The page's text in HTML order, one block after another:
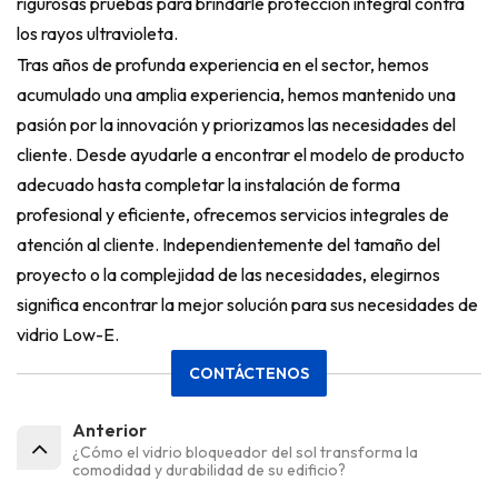
los rayos ultravioleta.
Tras años de profunda experiencia en el sector, hemos
acumulado una amplia experiencia, hemos mantenido una
pasión por la innovación y priorizamos las necesidades del
cliente. Desde ayudarle a encontrar el modelo de producto
adecuado hasta completar la instalación de forma
profesional y eficiente, ofrecemos servicios integrales de
atención al cliente. Independientemente del tamaño del
proyecto o la complejidad de las necesidades, elegirnos
significa encontrar la mejor solución para sus necesidades de
vidrio Low-E.
CONTÁCTENOS
Anterior
¿Cómo el vidrio bloqueador del sol transforma la
comodidad y durabilidad de su edificio?